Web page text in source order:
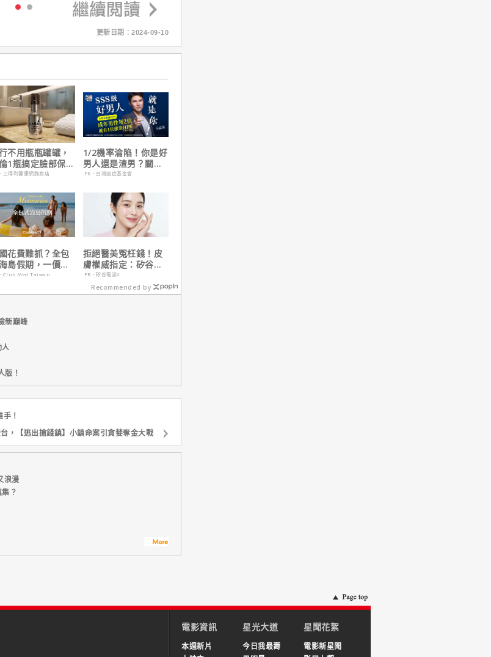
更新日期：2024-09-10
不用瓶瓶罐罐，
1瓶搞定臉部保
三得利健康網路商店
1/2機率淪陷！你是好
男人還是渣男？關鍵
在這
PR・台灣癌症基金會
花費難抓？全包
島假期，一價搞
宿玩樂，省錢更
Club Med Taiwan
拒絕醫美冤枉錢！皮
膚權威指定：矽谷電
波 X 由內而外養出逆
齡好膚質
PR・矽谷電波X
Recommended by
新巔峰
人
版！
！
，【逃出搶錢鎮】小鎮命案引貪婪奪金大戰
浪漫
？
電影資訊
本週新片
星光大道
今日我最壽
星聞花絮
電影新星聞